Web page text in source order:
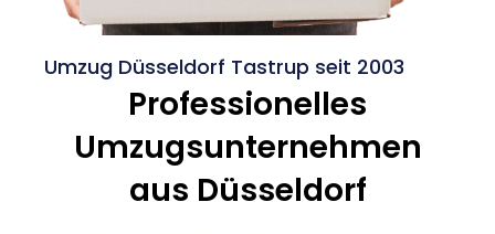
Umzug Düsseldorf Tastrup seit 2003
Professionelles
Umzugsunternehmen
aus Düsseldorf